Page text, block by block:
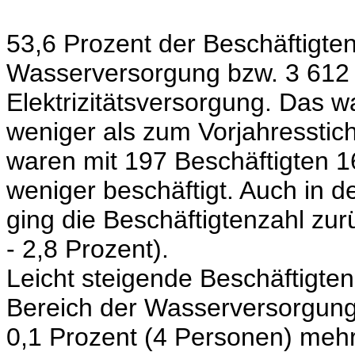
53,6 Prozent der
Wasserversorgung bzw. 3
Elektrizitätsversorgung. Das
weniger als zum
waren mit 197 Beschäftigten
weniger beschäftigt. Auch in
ging die Beschäftigtenzahl
- 2,8 Prozent).
Leicht steigende
Bereich der
0,1 Prozent (4 Personen)